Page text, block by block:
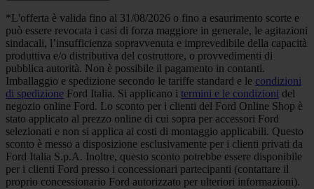
*L'offerta è valida fino al 31/08/2026 o fino a esaurimento scorte e
può essere revocata i casi di forza maggiore in generale, le agitazioni
sindacali, l’insufficienza sopravvenuta e imprevedibile della capacità
produttiva e/o distributiva del costruttore, o provvedimenti di
pubblica autorità. Non è possibile il pagamento in contanti.
Imballaggio e spedizione secondo le tariffe standard e le condizioni
di spedizione Ford Italia. Si applicano i termini e le condizioni del
negozio online Ford. Lo sconto per i clienti del Ford Online Shop è
stato applicato al prezzo online di cui sopra per accessori Ford
selezionati e non si applica ai costi di montaggio applicabili. Questo
sconto è messo a disposizione esclusivamente per i clienti privati da
Ford Italia S.p.A. Inoltre, questo sconto potrebbe essere disponibile
per i clienti Ford presso i concessionari partecipanti (contattare il
proprio concessionario Ford autorizzato per ulteriori informazioni).